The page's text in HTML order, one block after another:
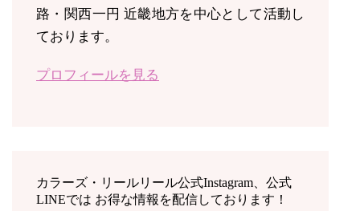
路・関西一円 近畿地方を中心として活動し
ております。
プロフィールを見る
カラーズ・リールリール公式Instagram、公式
LINEでは お得な情報を配信しております！